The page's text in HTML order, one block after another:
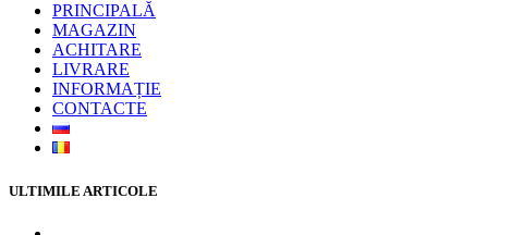
PRINCIPALĂ
MAGAZIN
ACHITARE
LIVRARE
INFORMAȚIE
CONTACTE
ULTIMILE ARTICOLE